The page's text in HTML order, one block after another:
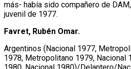
más- había sido compañero de
juvenil de 1977.
Favret, Rubén Omar.
Argentinos (Nacional 1977,
1978, Metropolitano 1979, Nacional